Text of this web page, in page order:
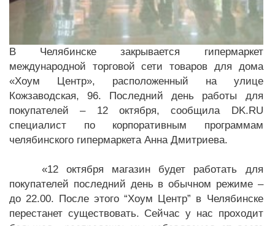
В Челябинске закрывается гипермаркет
международной торговой сети товаров для дома
«Хоум Центр», расположенный на улице
Кожзаводская, 96. Последний день работы для
покупателей – 12 октября, сообщила DK.RU
специалист по корпоративным программам
челябинского гипермаркета Анна Дмитриева.
«12 октября магазин будет работать для
покупателей последний день в обычном режиме –
до 22.00. После этого “Хоум Центр” в Челябинске
перестанет существовать. Сейчас у нас проходит